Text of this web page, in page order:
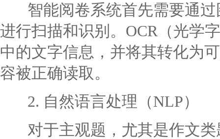
智能阅卷系统首先需要通过
进行扫描和识别。OCR（光学
中的文字信息，并将其转化为
容被正确读取。
2. 自然语言处理（NLP）
对于主观题，尤其是作文类